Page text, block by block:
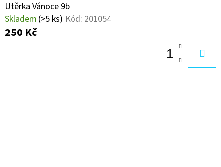
Utěrka Vánoce 9b
Skladem (>5 ks) Kód: 201054
250 Kč